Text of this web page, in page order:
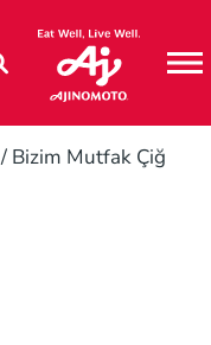
/ Bizim Mutfak Çiğ